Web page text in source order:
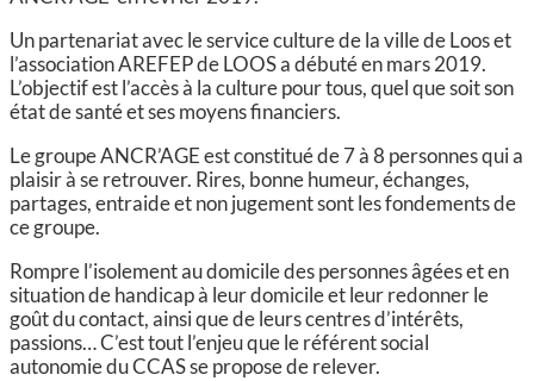
Un partenariat avec le service culture de la ville de Loos et
l’association AREFEP de LOOS a débuté en mars 2019.
L’objectif est l’accès à la culture pour tous, quel que soit son
état de santé et ses moyens financiers.
Le groupe ANCR’AGE est constitué de 7 à 8 personnes qui a
plaisir à se retrouver. Rires, bonne humeur, échanges,
partages, entraide et non jugement sont les fondements de
ce groupe.
Rompre l’isolement au domicile des personnes âgées et en
situation de handicap à leur domicile et leur redonner le
goût du contact, ainsi que de leurs centres d’intérêts,
passions… C’est tout l’enjeu que le référent social
autonomie du CCAS se propose de relever.